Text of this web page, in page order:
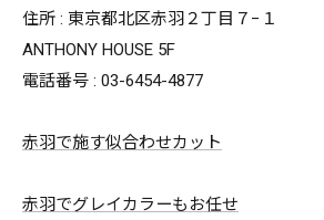
住所 : 東京都北区赤羽２丁目７−１
ANTHONY HOUSE 5F
電話番号 : 03-6454-4877
赤羽で施す似合わせカット
赤羽でグレイカラーもお任せ